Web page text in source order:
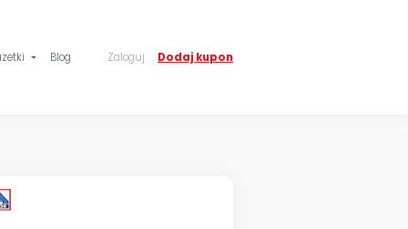
arrow_drop_down Blog Zaloguj Dodaj kupon